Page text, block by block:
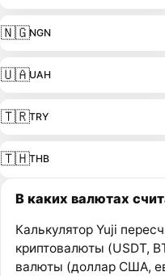
🇳🇬NGN
🇺🇦UAH
🇹🇷TRY
🇹🇭THB
В каких валютах
Калькулятор Yuji
криптовалюты (USDT,
валюты (доллар США,